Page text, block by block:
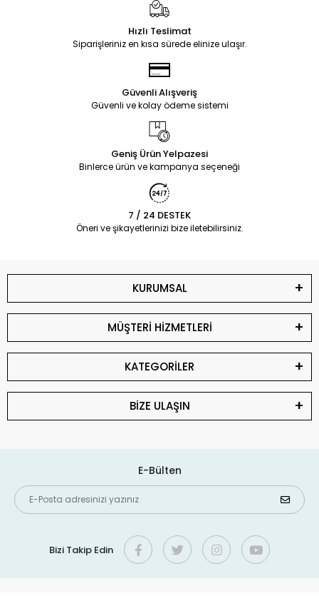
Hızlı Teslimat
Siparişleriniz en kısa sürede elinize ulaşır.
Güvenli Alışveriş
Güvenli ve kolay ödeme sistemi
Geniş Ürün Yelpazesi
Binlerce ürün ve kampanya seçeneği
7 / 24 DESTEK
Öneri ve şikayetlerinizi bize iletebilirsiniz.
KURUMSAL
MÜŞTERİ HİZMETLERİ
KATEGORİLER
BİZE ULAŞIN
E-Bülten
Bizi Takip Edin